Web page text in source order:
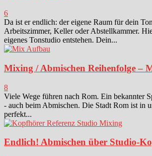
6
Da ist er endlich: der eigene Raum für dein
Arbeitszimmer, Keller oder Abstellkammer.
eigenes Tonstudio entstehen. Dein...
Mixing / Abmischen Reihenfolge –
8
Viele Wege führen nach Rom. Ein bekannter
- auch beim Abmischen. Die Stadt Rom ist in
perfekt...
Endlich! Abmischen über Studio-